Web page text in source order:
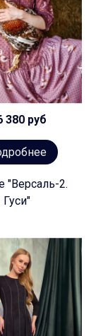
380 руб
"Версаль-2.
Гуси"